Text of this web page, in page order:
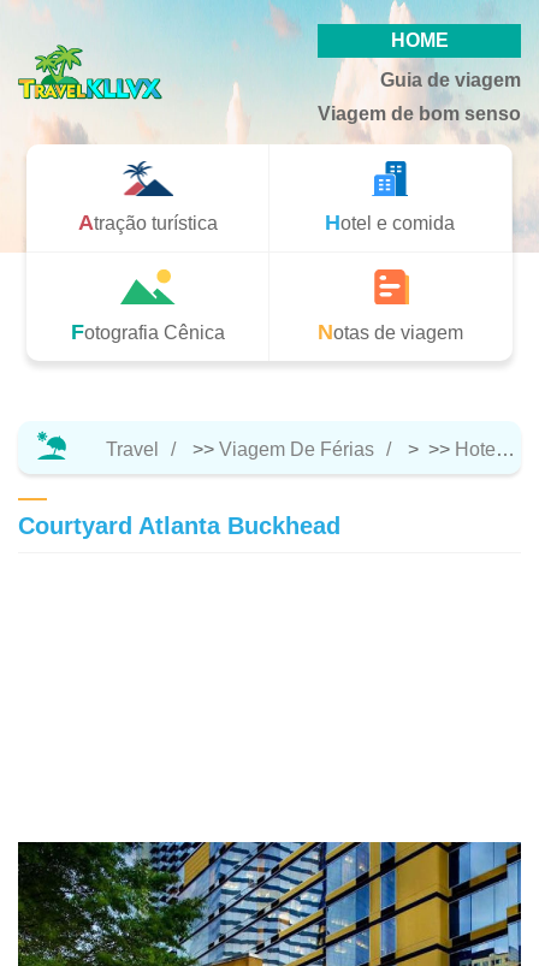
HOME
Guia de viagem
Viagem de bom senso
Atração turística Hotel e comida
Fotografia Cênica Notas de viagem
Travel >> Viagem De Férias > >> Hotel E Comida
Courtyard Atlanta Buckhead